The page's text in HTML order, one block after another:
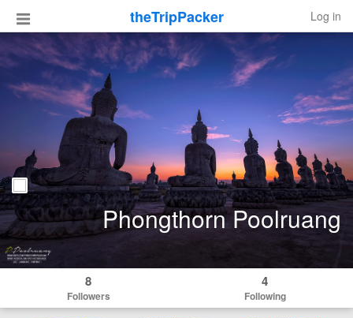
theTripPacker Log in
Phongthorn Poolruang
8
Followers
4
Following